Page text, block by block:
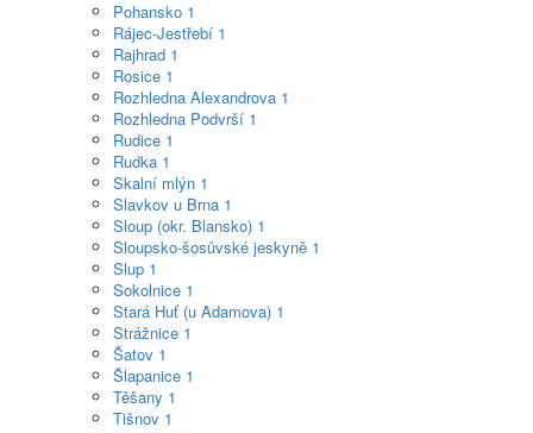
Pohansko 1
Rájec-Jestřebí 1
Rajhrad 1
Rosice 1
Rozhledna Alexandrova 1
Rozhledna Podvrší 1
Rudice 1
Rudka 1
Skalní mlýn 1
Slavkov u Brna 1
Sloup (okr. Blansko) 1
Sloupsko-šosůvské jeskyně 1
Slup 1
Sokolnice 1
Stará Huť (u Adamova) 1
Strážnice 1
Šatov 1
Šlapanice 1
Těšany 1
Tišnov 1